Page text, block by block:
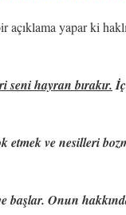
açıklama yapar ki
seni hayran bırakır.
etmek ve nesilleri
başlar. Onun